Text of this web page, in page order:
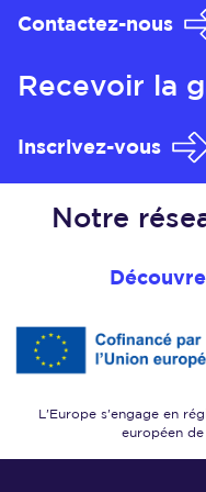
Contactez-nous
Recevoir la
Inscrivez-vous
Notre
L'Europe s'engage en
européen